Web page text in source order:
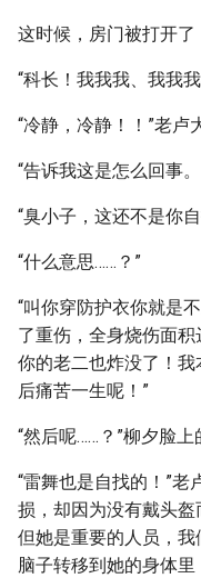
这时候，房门被打开了
“科长！我我我、我我
“冷静，冷静！！”老卢
“告诉我这是怎么回事
“臭小子，这还不是你
“什么意思……？”
“叫你穿防护衣你就是
了重伤，全身烧伤面
你的老二也炸没了！
后痛苦一生呢！”
“然后呢……？”柳夕脸上
“雷舞也是自找的！”老
损，却因为没有戴头盔
但她是重要的人员，
脑子转移到她的身体里